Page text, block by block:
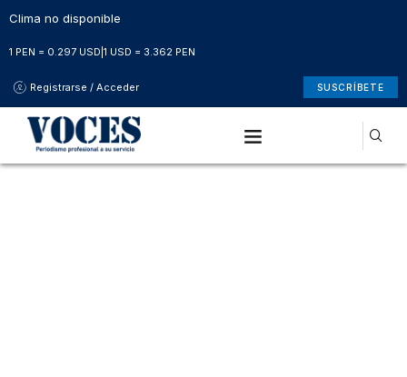
Clima no disponible
1 PEN = 0.297 USD 1 USD = 3.362 PEN
Registrarse / Acceder SUSCRÍBETE